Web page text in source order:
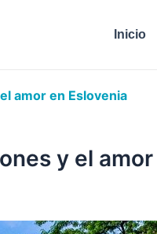
Inicio
amor en Eslovenia
y el